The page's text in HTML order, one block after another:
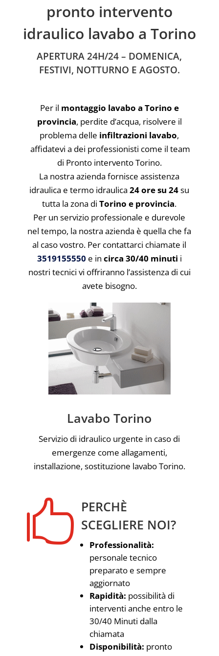
pronto intervento
idraulico lavabo a Torino
APERTURA 24H/24 – DOMENICA,
FESTIVI, NOTTURNO E AGOSTO.
Per il montaggio lavabo a Torino e
provincia, perdite d’acqua, risolvere il
problema delle infiltrazioni lavabo,
affidatevi a dei professionisti come il team
di Pronto intervento Torino.
La nostra azienda fornisce assistenza
idraulica e termo idraulica24 ore su 24su
tutta la zona diTorino e provincia.
Per un servizio professionale e durevole
nel tempo, la nostra azienda è quella che fa
al caso vostro. Per contattarci chiamate il
3519155550 e in circa 30/40 minuti i
nostri tecnici vi offriranno l’assistenza di cui
avete bisogno.
Lavabo Torino
Servizio di idraulico urgente in caso di
emergenze come allagamenti,
installazione, sostituzione lavabo Torino.
 PERCHÈ
SCEGLIERE NOI?
Professionalità:
personale tecnico
preparato e sempre
aggiornato
Rapidità: possibilità di
interventi anche entro le
30/40 Minuti dalla
chiamata
Disponibilità: pronto